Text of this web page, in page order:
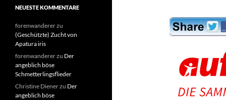
NEUESTE KOMMENTARE
forenwandererzu
(Geschützte) Zucht von
Apatura iris
forenwandererzu Der
angeblich böse
Schmetterlingsflieder
Christine Dienerzu Der
angeblich böse